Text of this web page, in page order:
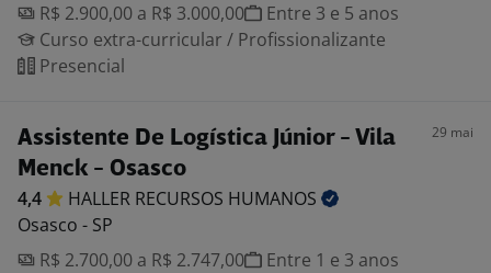
R$ 2.900,00 a R$ 3.000,00
Entre 3 e 5 anos
Curso extra-curricular / Profissionalizante
Presencial
Assistente De Logística Júnior - Vila
Menck - Osasco
29 mai
4,4 HALLER RECURSOS HUMANOS
Osasco - SP
R$ 2.700,00 a R$ 2.747,00
Entre 1 e 3 anos